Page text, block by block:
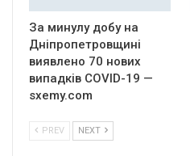
За минулу добу на
Дніпропетровщині
виявлено 70 нових
випадків COVID-19 —
sxemy.com
PREV NEXT